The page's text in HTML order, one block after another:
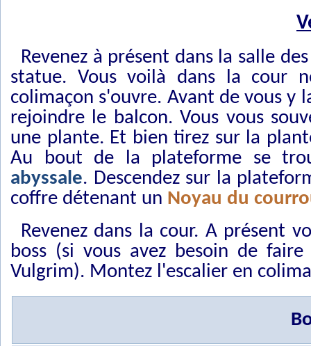
Revenez à présent dans la salle
statue. Vous voilà dans la cour
colimaçon s'ouvre. Avant de vous y
rejoindre le balcon. Vous vous
une plante. Et bien tirez sur la
Au bout de la plateforme se
abyssale. Descendez sur la
coffre détenant un Noyau du
Revenez dans la cour. A présent
boss (si vous avez besoin de
Vulgrim). Montez l'escalier en